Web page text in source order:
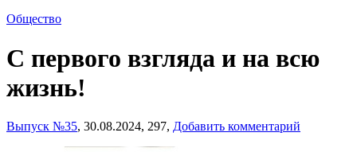
Общество
С первого взгляда и на всю
жизнь!
Выпуск №35, 30.08.2024, 297, Добавить комментарий